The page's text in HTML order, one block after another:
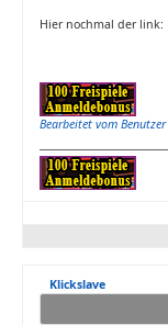
Hier nochmal der link:
Bearbeitet vom Benutzer
Klickslave